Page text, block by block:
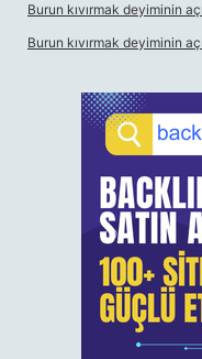
Burun kıvırmak deyiminin
Burun kıvırmak deyiminin